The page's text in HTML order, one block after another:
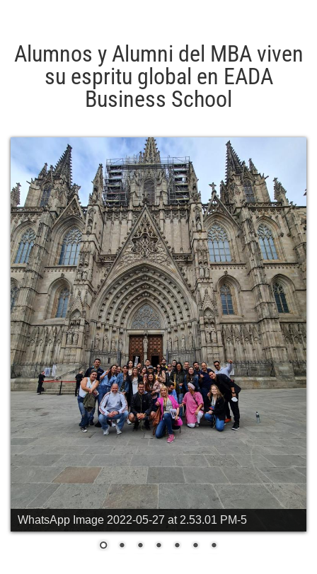
Alumnos y Alumni del MBA viven
su espritu global en EADA
Business School
WhatsApp Image 2022-05-27 at 2.53.01 PM-5